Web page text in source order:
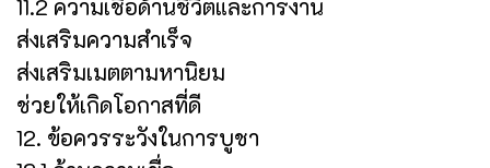
11.2 ความเชื่อด้านชีวิตและการงาน
ส่งเสริมความสำเร็จ
ส่งเสริมเมตตามหานิยม
ช่วยให้เกิดโอกาสที่ดี
12. ข้อควรระวังในการบูชา